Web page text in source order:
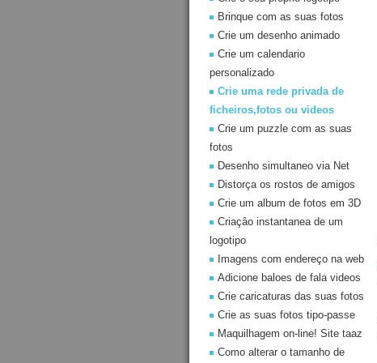
Brinque com as suas fotos
Crie um desenho animado
Crie um calendario
personalizado
Crie uma rede privada de
ficheiros,fotos ou videos
Crie um puzzle com as suas
fotos
Desenho simultaneo via Net
Distorça os rostos de amigos
Crie um album de fotos em 3D
Criaçâo instantanea de um
logotipo
Imagens com endereço na web
Adicione baloes de fala videos
Crie caricaturas das suas fotos
Crie as suas fotos tipo-passe
Maquilhagem on-line! Site taaz
Como alterar o tamanho de